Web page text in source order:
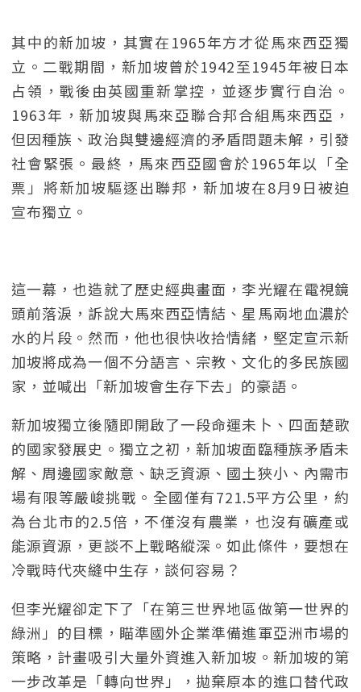
其中的新加坡，其實在1965年方才從馬來西亞獨
立。二戰期間，新加坡曾於1942至1945年被日本
占領，戰後由英國重新掌控，並逐步實行自治。
1963年，新加坡與馬來亞聯合邦合組馬來西亞，
但因種族、政治與雙邊經濟的矛盾問題未解，引發
社會緊張。最終，馬來西亞國會於1965年以「全
票」將新加坡驅逐出聯邦，新加坡在8月9日被迫
宣布獨立。
這一幕，也造就了歷史經典畫面，李光耀在電視鏡
頭前落淚，訴說大馬來西亞情結、星馬兩地血濃於
水的片段。然而，他也很快收拾情緒，堅定宣示新
加坡將成為一個不分語言、宗教、文化的多民族國
家，並喊出「新加坡會生存下去」的豪語。
新加坡獨立後隨即開啟了一段命運未卜、四面楚歌
的國家發展史。獨立之初，新加坡面臨種族矛盾未
解、周邊國家敵意、缺乏資源、國土狹小、內需市
場有限等嚴峻挑戰。全國僅有721.5平方公里，約
為台北市的2.5倍，不僅沒有農業，也沒有礦產或
能源資源，更談不上戰略縱深。如此條件，要想在
冷戰時代夾縫中生存，談何容易？
但李光耀卻定下了「在第三世界地區做第一世界的
綠洲」的目標，瞄準國外企業準備進軍亞洲市場的
策略，計畫吸引大量外資進入新加坡。新加坡的第
一步改革是「轉向世界」，拋棄原本的進口替代政